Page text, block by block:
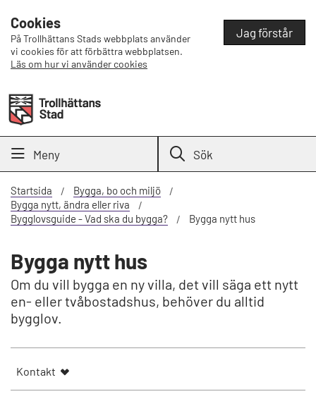
Cookies
På Trollhättans Stads webbplats använder
vi cookies för att förbättra webbplatsen.
Läs om hur vi använder cookies
Jag förstår
Meny Sök
Startsida
Bygga, bo och miljö
Bygga nytt, ändra eller riva
Bygglovsguide - Vad ska du bygga?
Bygga nytt hus
Bygga nytt hus
Om du vill bygga en ny villa, det vill säga ett nytt
en- eller tvåbostadshus, behöver du alltid
bygglov.
Kontakt